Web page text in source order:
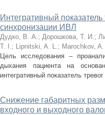
Интегративный
синхронизации ИВЛ
Дудко, В. А.; Дорошкова, Т. И.;
T. I.; Lipnitski, A. L.; Marochkov, A.
Цель исследования –
дыхания пациента на
интегративный показатель
Снижение габаритных
входного и выходного